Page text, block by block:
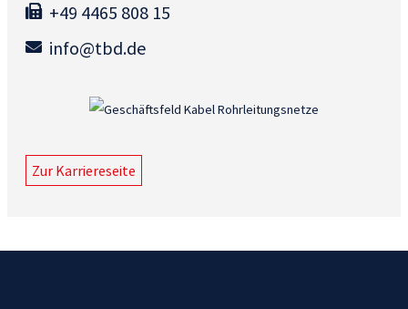
+49 4465 808 15
info@tbd.de
Zur Karriereseite